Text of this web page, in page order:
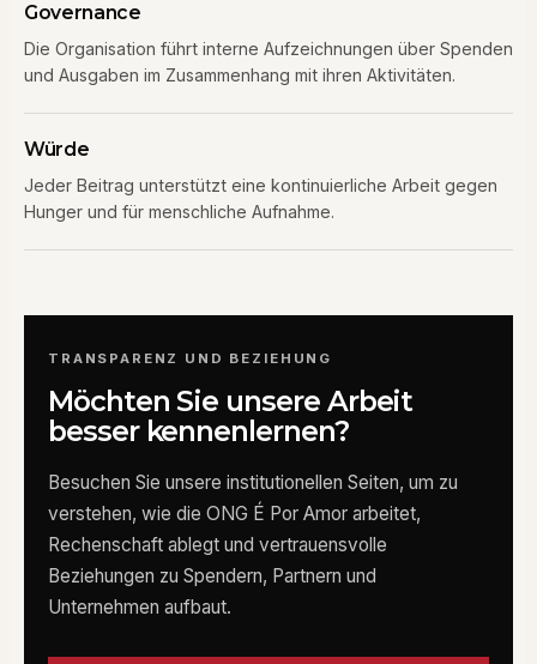
Governance
Die Organisation führt interne Aufzeichnungen über Spenden
und Ausgaben im Zusammenhang mit ihren Aktivitäten.
Würde
Jeder Beitrag unterstützt eine kontinuierliche Arbeit gegen
Hunger und für menschliche Aufnahme.
TRANSPARENZ UND BEZIEHUNG
Möchten Sie unsere Arbeit
besser kennenlernen?
Besuchen Sie unsere institutionellen Seiten, um zu
verstehen, wie die ONG É Por Amor arbeitet,
Rechenschaft ablegt und vertrauensvolle
Beziehungen zu Spendern, Partnern und
Unternehmen aufbaut.